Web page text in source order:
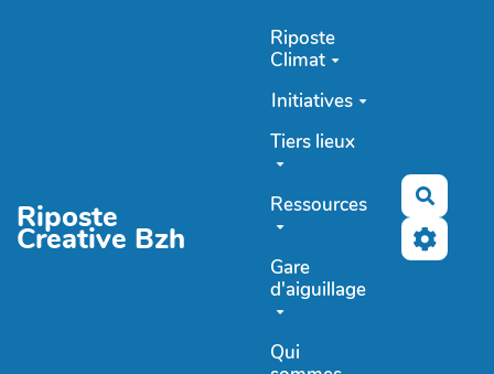
Riposte
Creative Bzh
Riposte
Climat
Initiatives
Tiers lieux
Ressources
Gare
d'aiguillage
Qui